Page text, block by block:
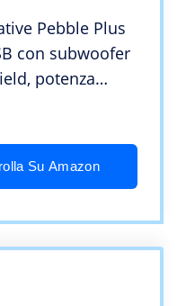
Pebble Plus
con subwoofer
potenza
e portatili
Su Amazon